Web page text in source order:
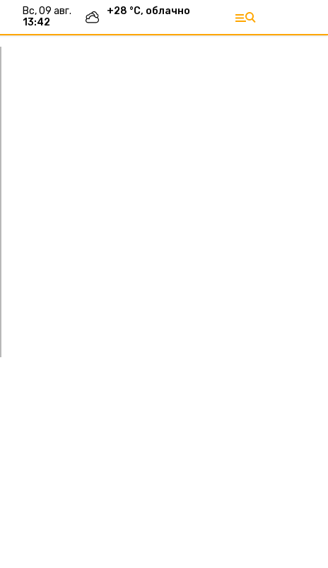
вс, 09 авг.
13:42
+28 °С, облачно